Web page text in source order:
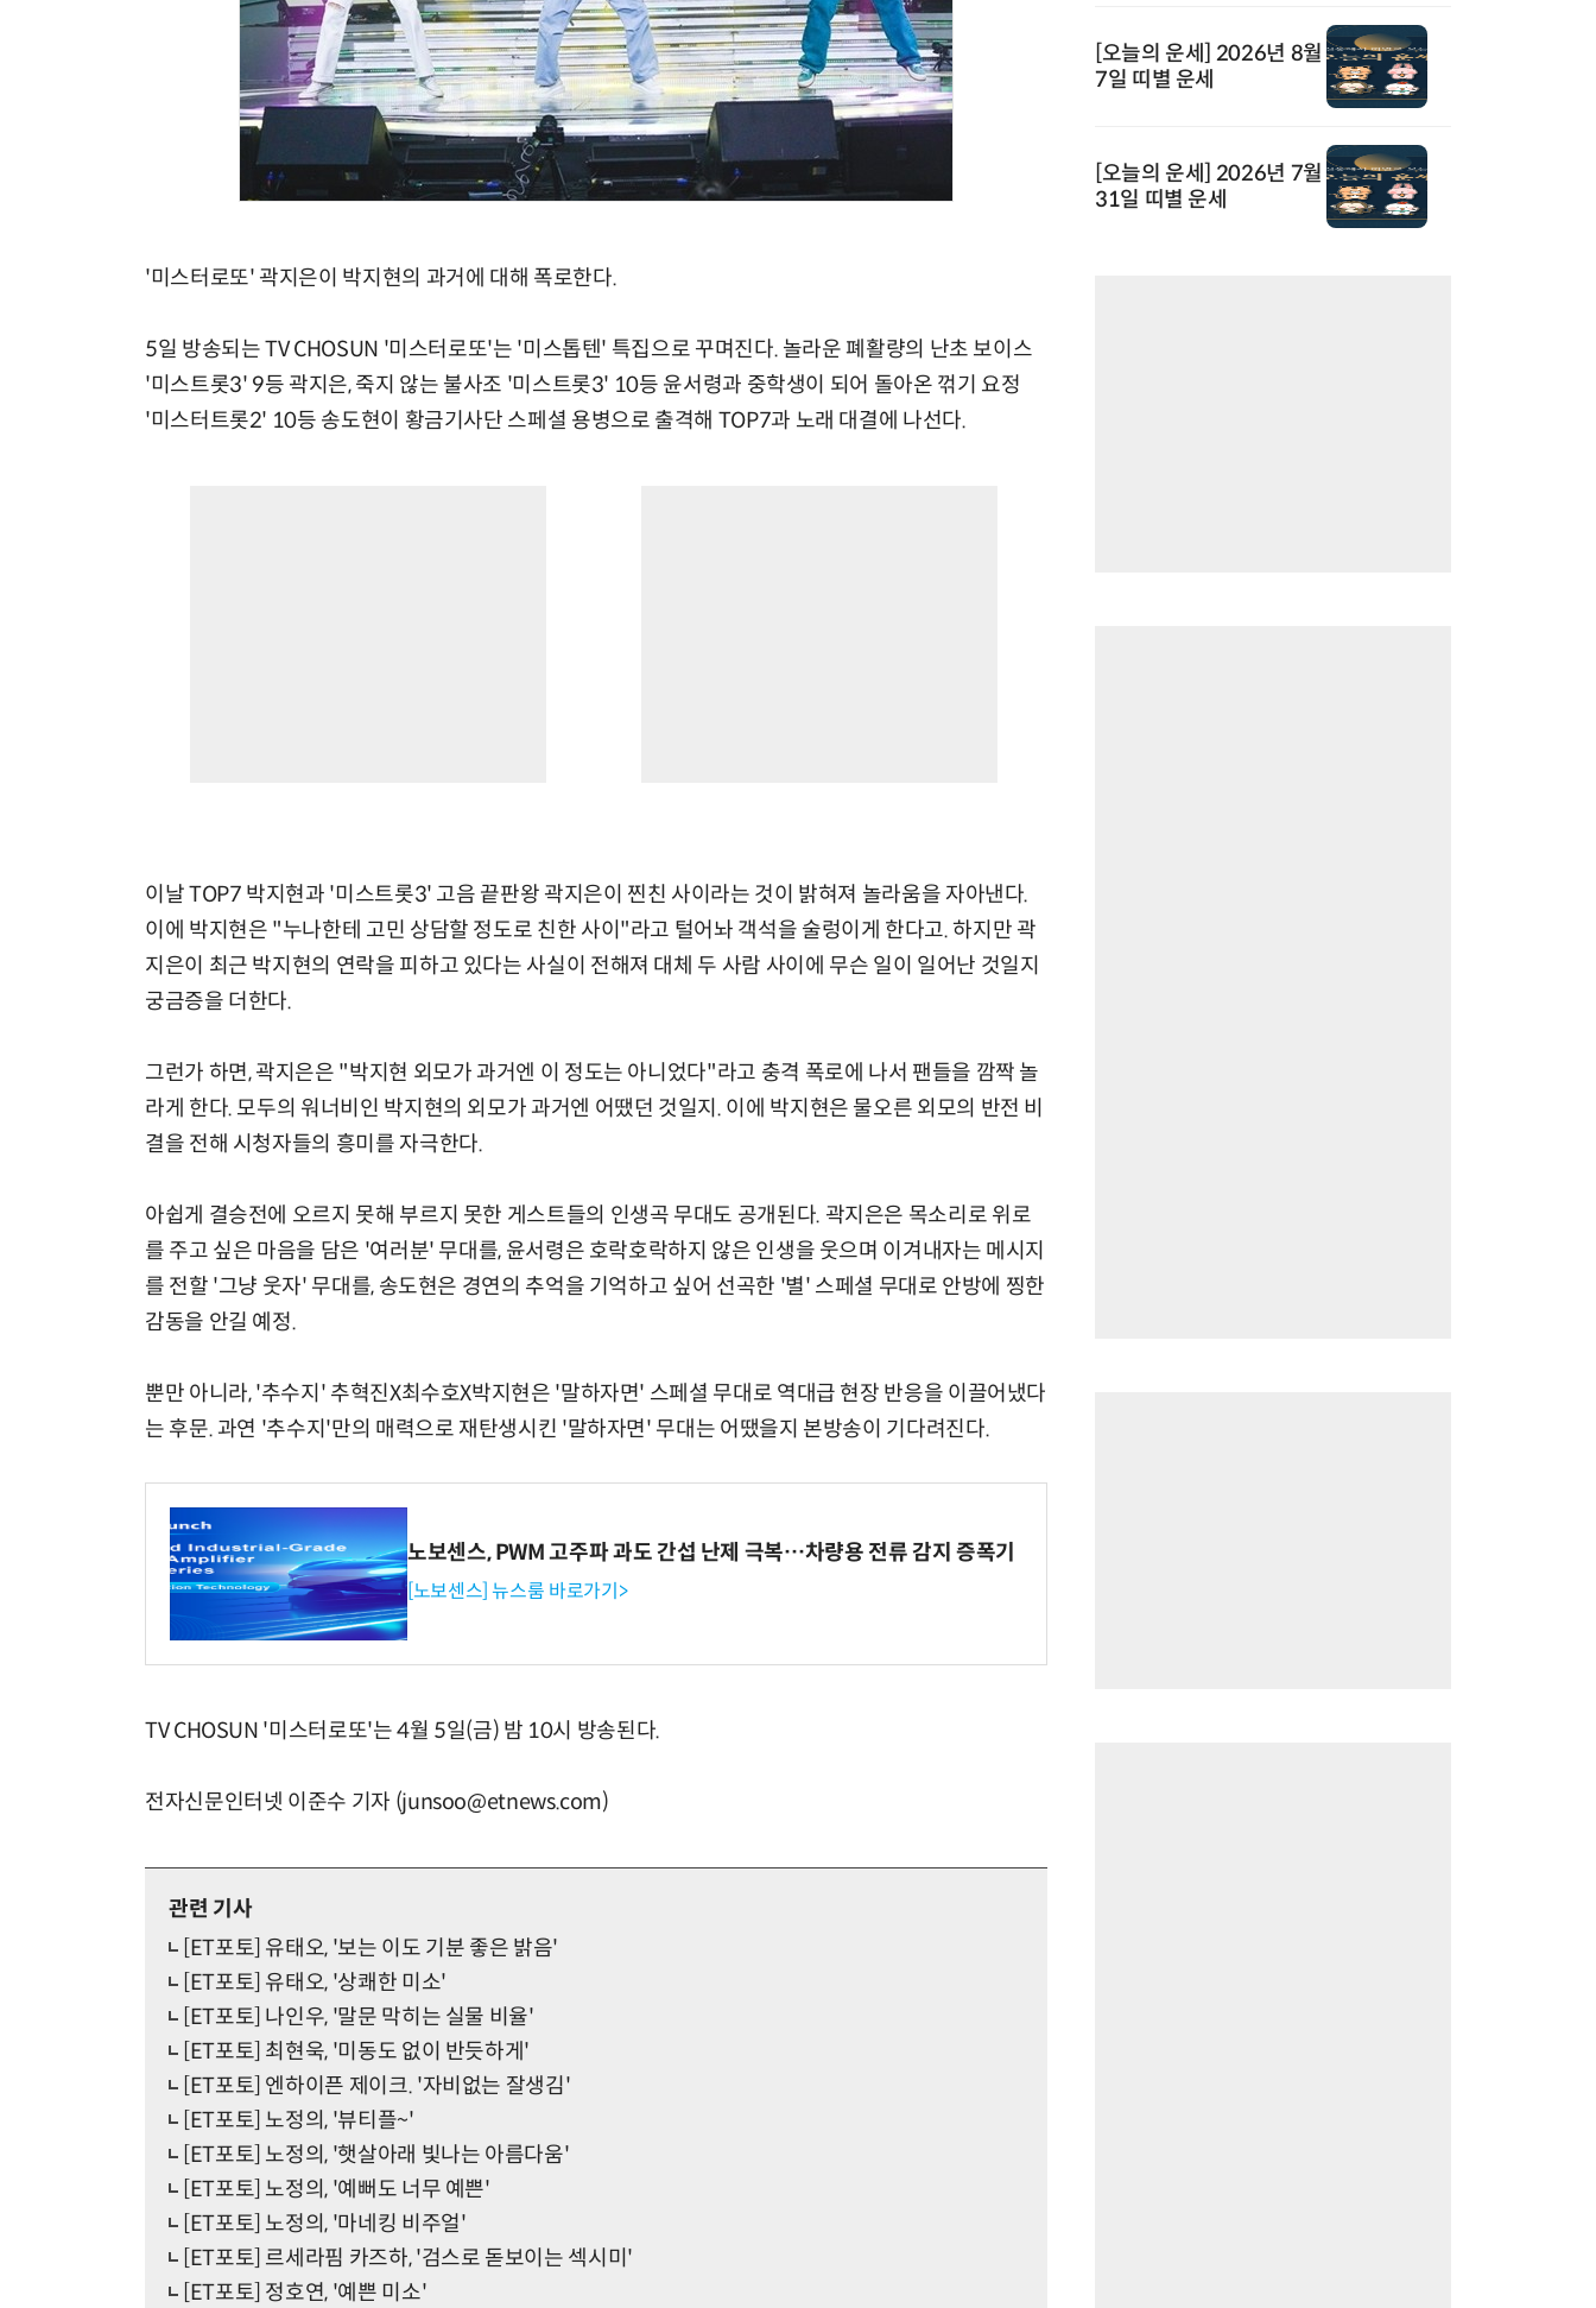
'미스터로또' 곽지은이 박지현의 과거에 대해 폭로한다.
5일 방송되는 TV CHOSUN '미스터로또'는 '미스톱텐' 특집으로 꾸며진다. 놀라운 폐활량의 난초 보이스
'미스트롯3' 9등 곽지은, 죽지 않는 불사조 '미스트롯3' 10등 윤서령과 중학생이 되어 돌아온 꺾기 요정
'미스터트롯2' 10등 송도현이 황금기사단 스페셜 용병으로 출격해 TOP7과 노래 대결에 나선다.
이날 TOP7 박지현과 '미스트롯3' 고음 끝판왕 곽지은이 찐친 사이라는 것이 밝혀져 놀라움을 자아낸다.
이에 박지현은 "누나한테 고민 상담할 정도로 친한 사이"라고 털어놔 객석을 술렁이게 한다고. 하지만 곽
지은이 최근 박지현의 연락을 피하고 있다는 사실이 전해져 대체 두 사람 사이에 무슨 일이 일어난 것일지
궁금증을 더한다.
그런가 하면, 곽지은은 "박지현 외모가 과거엔 이 정도는 아니었다"라고 충격 폭로에 나서 팬들을 깜짝 놀
라게 한다. 모두의 워너비인 박지현의 외모가 과거엔 어땠던 것일지. 이에 박지현은 물오른 외모의 반전 비
결을 전해 시청자들의 흥미를 자극한다.
아쉽게 결승전에 오르지 못해 부르지 못한 게스트들의 인생곡 무대도 공개된다. 곽지은은 목소리로 위로
를 주고 싶은 마음을 담은 '여러분' 무대를, 윤서령은 호락호락하지 않은 인생을 웃으며 이겨내자는 메시지
를 전할 '그냥 웃자' 무대를, 송도현은 경연의 추억을 기억하고 싶어 선곡한 '별' 스페셜 무대로 안방에 찡한
감동을 안길 예정.
뿐만 아니라, '추수지' 추혁진X최수호X박지현은 '말하자면' 스페셜 무대로 역대급 현장 반응을 이끌어냈다
는 후문. 과연 '추수지'만의 매력으로 재탄생시킨 '말하자면' 무대는 어땠을지 본방송이 기다려진다.
노보센스, PWM 고주파 과도 간섭 난제 극복…차량용 전류 감지 증폭기
[노보센스] 뉴스룸 바로가기>
TV CHOSUN '미스터로또'는 4월 5일(금) 밤 10시 방송된다.
전자신문인터넷 이준수 기자 (junsoo@etnews.com)
관련 기사
[ET포토] 유태오, '보는 이도 기분 좋은 밝음'
[ET포토] 유태오, '상쾌한 미소'
[ET포토] 나인우, '말문 막히는 실물 비율'
[ET포토] 최현욱, '미동도 없이 반듯하게'
[ET포토] 엔하이픈 제이크. '자비없는 잘생김'
[ET포토] 노정의, '뷰티플~'
[ET포토] 노정의, '햇살아래 빛나는 아름다움'
[ET포토] 노정의, '예뻐도 너무 예쁜'
[ET포토] 노정의, '마네킹 비주얼'
[ET포토] 르세라핌 카즈하, '검스로 돋보이는 섹시미'
[ET포토] 정호연, '예쁜 미소'
[오늘의 운세] 2026년 8월
7일 띠별 운세
[오늘의 운세] 2026년 7월
31일 띠별 운세